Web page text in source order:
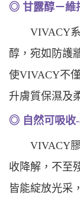
◎ 甘露醇－維
VIVACY系
醇，宛如防護
使VIVACY不
升膚質保濕及
◎ 自然可吸收-
VIVACY膠
收降解，不至
皆能綻放光采